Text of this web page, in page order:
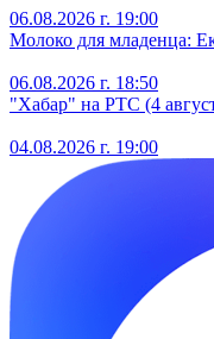
06.08.2026 г. 19:00
Молоко для младенца:
06.08.2026 г. 18:50
"Хабар" на РТС (4
04.08.2026 г. 19:00